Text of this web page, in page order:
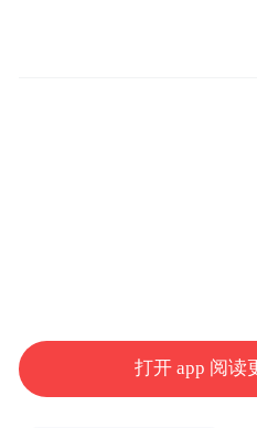
打开 app 阅读